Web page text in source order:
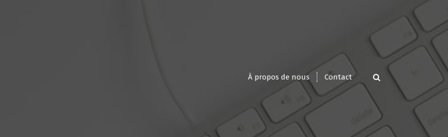
À propos de nous Contact